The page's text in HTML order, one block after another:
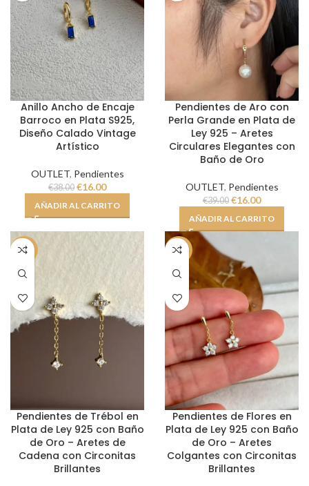
Anillo Ancho de Encaje
Barroco en Plata S925,
Diseño Calado Vintage
Artístico
OUTLET, Pendientes
€38.00 €16.00
AÑADIR AL CARRITO
Pendientes de Aro con
Perla Grande en Plata de
Ley 925 – Aretes
Circulares Elegantes con
Baño de Oro
OUTLET, Pendientes
€39.00 €16.00
AÑADIR AL CARRITO
-61%
Pendientes de Trébol en
Plata de Ley 925 con Baño
de Oro – Aretes de
Cadena con Circonitas
Brillantes
-58%
Pendientes de Flores en
Plata de Ley 925 con Baño
de Oro – Aretes
Colgantes con Circonitas
Brillantes